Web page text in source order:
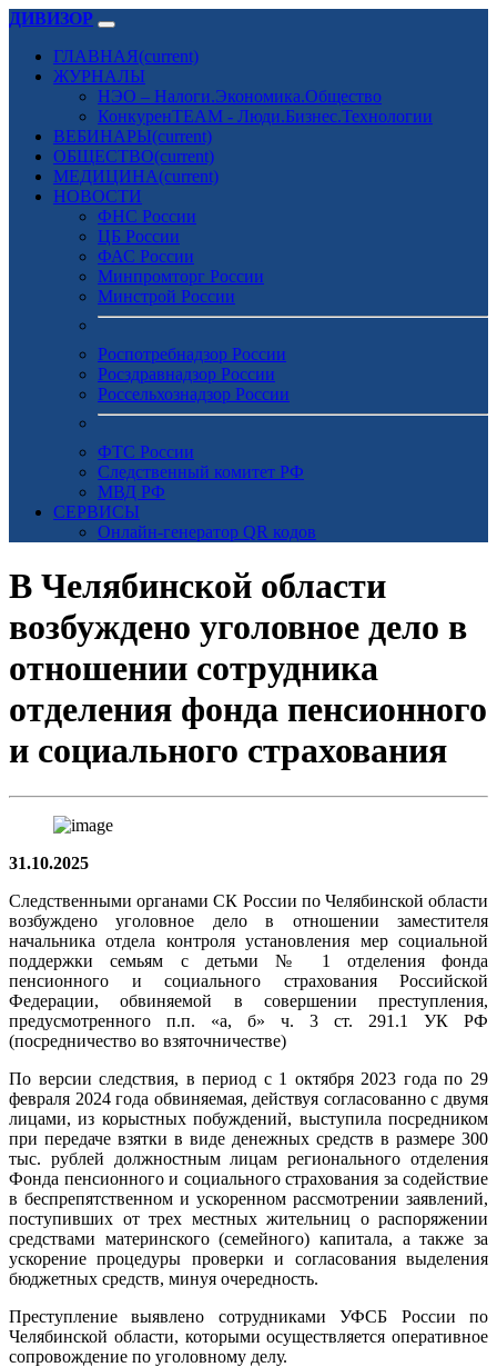
ДИВИЗОР
ГЛАВНАЯ(current)
ЖУРНАЛЫ
НЭО – Налоги.Экономика.Общество
КонкуренTEAM - Люди.Бизнес.Технологии
ВЕБИНАРЫ(current)
ОБЩЕСТВО(current)
МЕДИЦИНА(current)
НОВОСТИ
ФНС России
ЦБ России
ФАС России
Минпромторг России
Минстрой России
Роспотребнадзор России
Росздравнадзор России
Россельхознадзор России
ФТС России
Следственный комитет РФ
МВД РФ
СЕРВИСЫ
Онлайн-генератор QR кодов
️В Челябинской области
возбуждено уголовное дело в
отношении сотрудника
отделения фонда пенсионного
и социального страхования
31.10.2025
Следственными органами СК России по Челябинской области
возбуждено уголовное дело в отношении заместителя
начальника отдела контроля установления мер социальной
поддержки семьям с детьми № 1 отделения фонда
пенсионного и социального страхования Российской
Федерации, обвиняемой в совершении преступления,
предусмотренного п.п. «а, б» ч. 3 ст. 291.1 УК РФ
(посредничество во взяточничестве)
По версии следствия, в период с 1 октября 2023 года по 29
февраля 2024 года обвиняемая, действуя согласованно с двумя
лицами, из корыстных побуждений, выступила посредником
при передаче взятки в виде денежных средств в размере 300
тыс. рублей должностным лицам регионального отделения
Фонда пенсионного и социального страхования за содействие
в беспрепятственном и ускоренном рассмотрении заявлений,
поступивших от трех местных жительниц о распоряжении
средствами материнского (семейного) капитала, а также за
ускорение процедуры проверки и согласования выделения
бюджетных средств, минуя очередность.
Преступление выявлено сотрудниками УФСБ России по
Челябинской области, которыми осуществляется оперативное
сопровождение по уголовному делу.